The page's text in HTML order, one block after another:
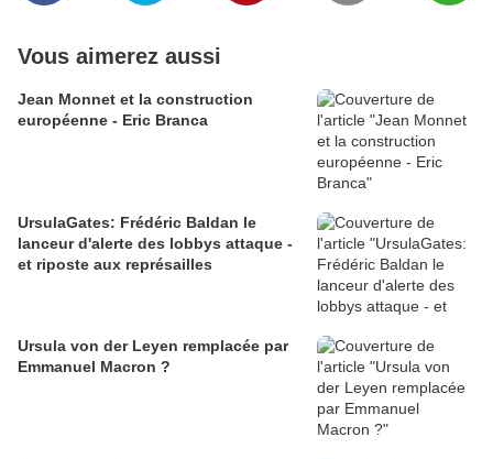
Vous aimerez aussi
Jean Monnet et la construction
européenne - Eric Branca
UrsulaGates: Frédéric Baldan le
lanceur d'alerte des lobbys attaque -
et riposte aux représailles
Ursula von der Leyen remplacée par
Emmanuel Macron ?